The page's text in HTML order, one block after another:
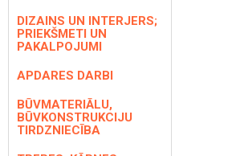
DIZAINS UN INTERJERS;
PRIEKŠMETI UN
PAKALPOJUMI
APDARES DARBI
BŪVMATERIĀLU,
BŪVKONSTRUKCIJU
TIRDZNIECĪBA